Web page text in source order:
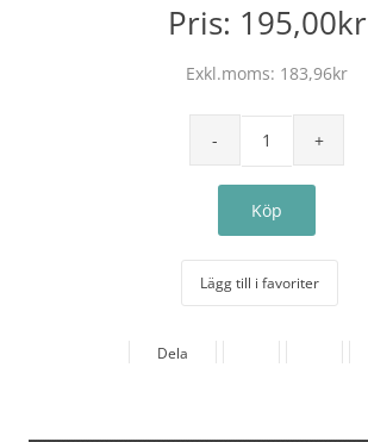
Pris: 195,00kr
Exkl.moms: 183,96kr
Lägg till i favoriter
Dela